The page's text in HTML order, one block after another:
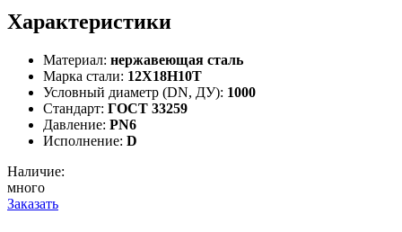
Характеристики
Материал: нержавеющая сталь
Марка стали: 12Х18Н10Т
Условный диаметр (DN, ДУ): 1000
Стандарт: ГОСТ 33259
Давление: PN6
Исполнение: D
Наличие:
много
Заказать